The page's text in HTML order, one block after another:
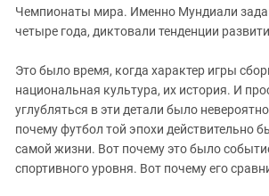
Чемпионаты мира. Именно Мундиали
четыре года, диктовали тенденции
Это было время, когда характер игры
национальная культура, их история. И
углубляться в эти детали было
почему футбол той эпохи действительно
самой жизни. Вот почему это было
спортивного уровня. Вот почему его